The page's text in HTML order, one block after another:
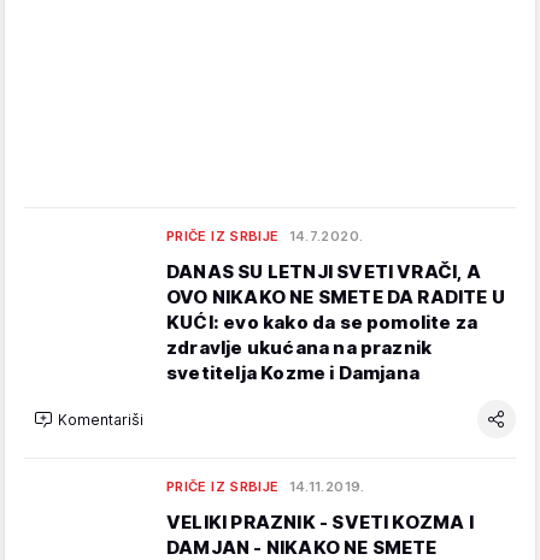
PRIČE IZ SRBIJE 14.7.2020.
DANAS SU LETNJI SVETI VRAČI, A
OVO NIKAKO NE SMETE DA RADITE U
KUĆI: evo kako da se pomolite za
zdravlje ukućana na praznik
svetitelja Kozme i Damjana
Komentariši
PRIČE IZ SRBIJE 14.11.2019.
VELIKI PRAZNIK - SVETI KOZMA I
DAMJAN - NIKAKO NE SMETE